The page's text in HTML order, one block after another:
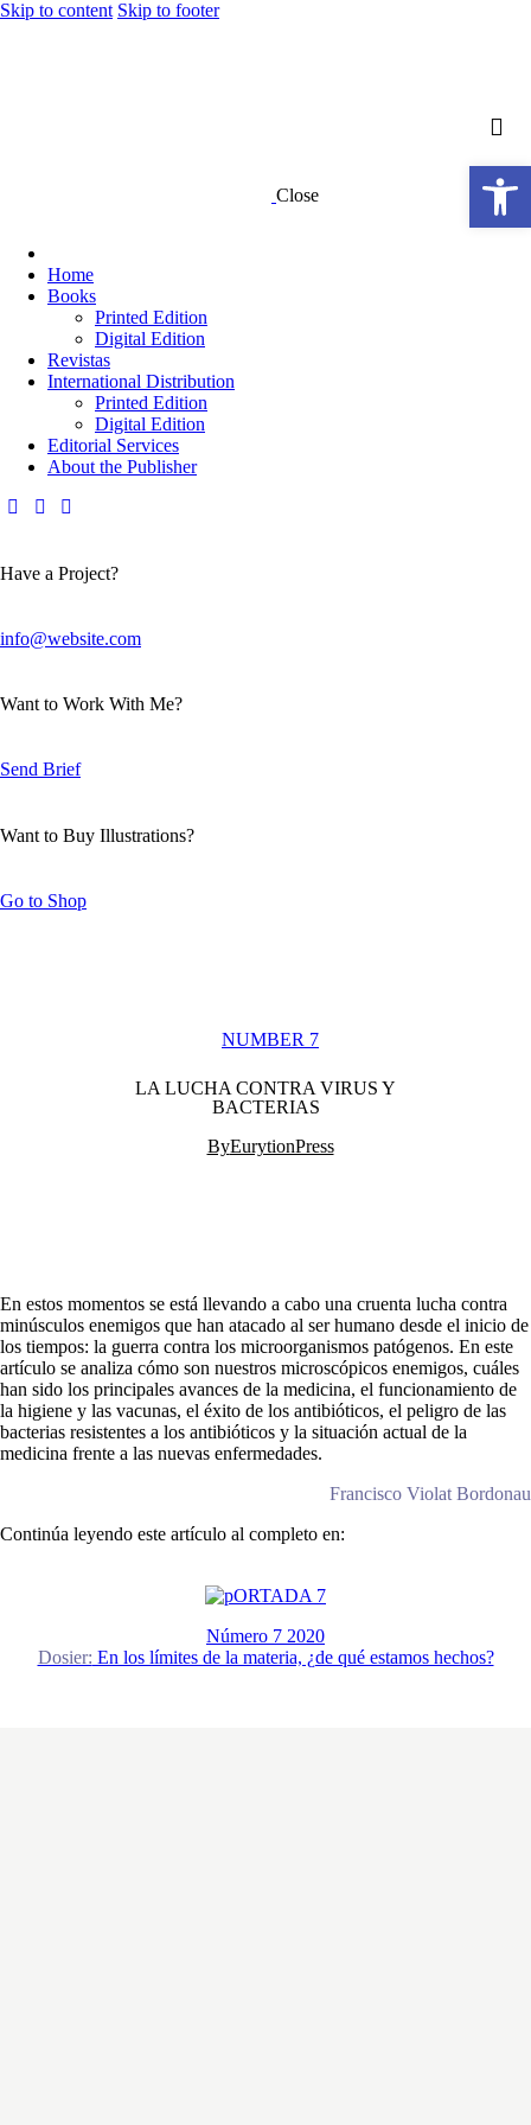
Skip to content Skip to footer
Close
Home
Books
Printed Edition
Digital Edition
Revistas
International Distribution
Printed Edition
Digital Edition
Editorial Services
About the Publisher
Have a Project?
info@website.com
Want to Work With Me?
Send Brief
Want to Buy Illustrations?
Go to Shop
NUMBER 7
LA LUCHA CONTRA VIRUS Y
BACTERIAS
ByEurytionPress
En estos momentos se está llevando a cabo una cruenta lucha contra
minúsculos enemigos que han atacado al ser humano desde el inicio de
los tiempos: la guerra contra los microorganismos patógenos. En este
artículo se analiza cómo son nuestros microscópicos enemigos, cuáles
han sido los principales avances de la medicina, el funcionamiento de
la higiene y las vacunas, el éxito de los antibióticos, el peligro de las
bacterias resistentes a los antibióticos y la situación actual de la
medicina frente a las nuevas enfermedades.
Francisco Violat Bordonau
Continúa leyendo este artículo al completo en:
Número 7 2020
Dosier: En los límites de la materia, ¿de qué estamos hechos?
Open toolbar